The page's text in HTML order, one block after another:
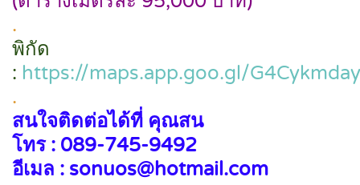
.
พิกัด
: https://maps.app.goo.gl/
.
สนใจติดต่อได้ที่ คุณสน
โทร : 089-745-9492
อีเมล : sonuos@hotmail.com